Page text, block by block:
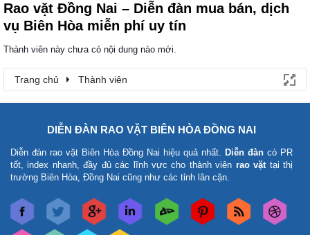
Rao vặt Đồng Nai – Diễn đàn mua bán, dịch
vụ Biên Hòa miễn phí uy tín
Thành viên này chưa có nội dung nào mới.
Trang chủ Thành viên
DIỄN ĐÀN RAO VẶT BIÊN HÒA ĐỒNG NAI
Diễn đàn rao vặt Biên Hòa Đồng Nai hiệu quả nhất. Diễn đàn có PR
tốt, index nhanh, đầy đủ các lĩnh vực cho thành viên rao vặttại thị
trường Biên Hòa, Đồng Nai cũng như các tỉnh lân cận.